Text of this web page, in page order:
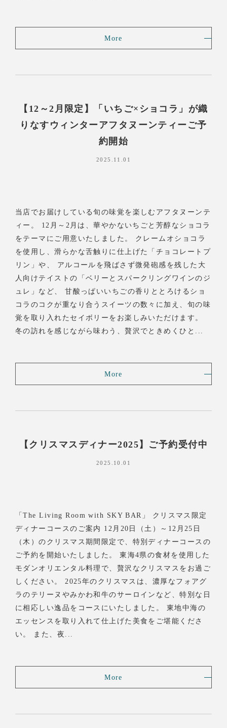
More
【12～2月限定】「いちご×ショコラ」が織
りなすウィンターアフタヌーンティーご予
約開始
2025.11.01
当店でお届けしている旬の味覚を楽しむアフタヌーンテ
ィー。 12月～2月は、華やかないちごと芳醇なショコラ
をテーマにご用意いたしました。 クレームオショコラ
を使用し、滑らかな舌触りに仕上げた「チョコレートプ
リン」や、 アルコールを飛ばさず微発砲感を残した大
人向けテイストの「ベリーとスパークリングワインのジ
ュレ」など、 甘酸っぱいいちごの香りととろけるショ
コラのコクが重なり合うスイーツの数々に加え、旬の味
覚を取り入れたセイボリーをお楽しみいただけます。
冬の訪れを感じながら味わう、贅沢でときめくひと...
More
【クリスマスディナー2025】ご予約受付中
2025.10.01
「The Living Room with SKY BAR」 クリスマス限定
ディナーコースのご案内 12月20日（土）～12月25日
（木）のクリスマス期間限定で、特別ディナーコースの
ご予約を開始いたしました。 東海4県の食材を使用した
モダンオリエンタル料理で、贅沢なクリスマスをお過ご
しください。 2025年のクリスマスは、濃厚なフォアグ
ラのテリーヌやみかわ和牛のサーロインなど、特別な日
に相応しい逸品をコースにいたしました。 東地中海の
エッセンスを取り入れて仕上げた美食をご堪能くださ
い。 また、夜...
More